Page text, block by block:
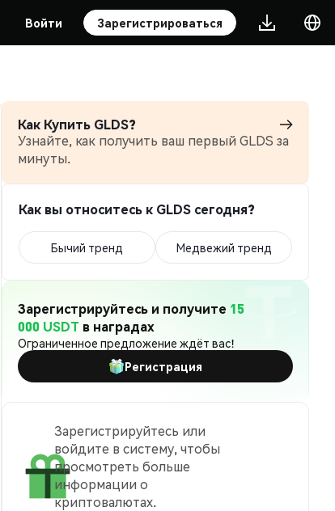
Войти Зарегистрироваться
Как Купить GLDS?
Узнайте, как получить ваш первый GLDS за
минуты.
Как вы относитесь к GLDS сегодня?
Бычий тренд Медвежий тренд
Зарегистрируйтесь и получите 15
000 USDT в наградах
Ограниченное предложение ждёт вас!
Регистрация
Зарегистрируйтесь или
войдите в систему, чтобы
просмотреть больше
информации о
криптовалютах.